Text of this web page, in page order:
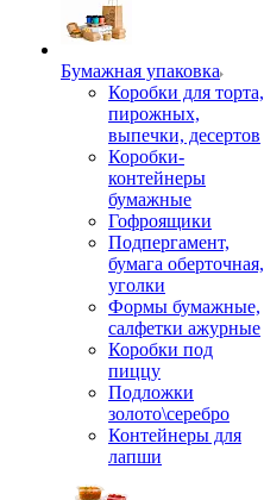
Бумажная упаковка
Коробки для торта,
пирожных,
выпечки, десертов
Коробки-
контейнеры
бумажные
Гофроящики
Подпергамент,
бумага оберточная,
уголки
Формы бумажные,
салфетки ажурные
Коробки под
пиццу
Подложки
золото\серебро
Контейнеры для
лапши